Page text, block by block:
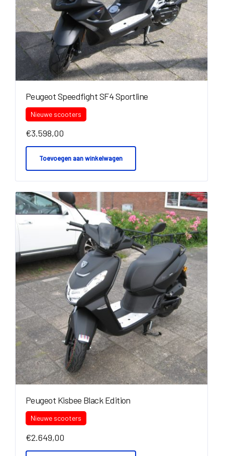
Peugeot Speedfight SF4 Sportline
Nieuwe scooters
€3.598,00
Toevoegen aan winkelwagen
Peugeot Kisbee Black Edition
Nieuwe scooters
€2.649,00